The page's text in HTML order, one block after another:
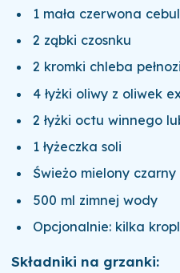
1 mała czerwona
2 ząbki czosnku
2 kromki chleba
4 łyżki oliwy z oliwek
2 łyżki octu winnego
1 łyżeczka soli
Świeżo mielony
500 ml zimnej wody
Opcjonalnie: kilka
Składniki na grzanki: